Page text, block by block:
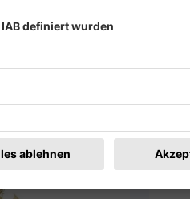
Merken
4